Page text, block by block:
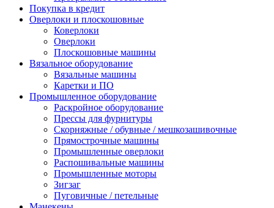
Покупка в кредит
Оверлоки и плоскошовные
Коверлоки
Оверлоки
Плоскошовные машины
Вязальное оборудование
Вязальные машины
Каретки и ПО
Промышленное оборудование
Раскройное оборудование
Прессы для фурнитуры
Скорняжные / обувные / мешкозашивочные
Прямострочные машины
Промышленные оверлоки
Распошивальные машины
Промышленные моторы
Зигзаг
Пуговичные / петельные